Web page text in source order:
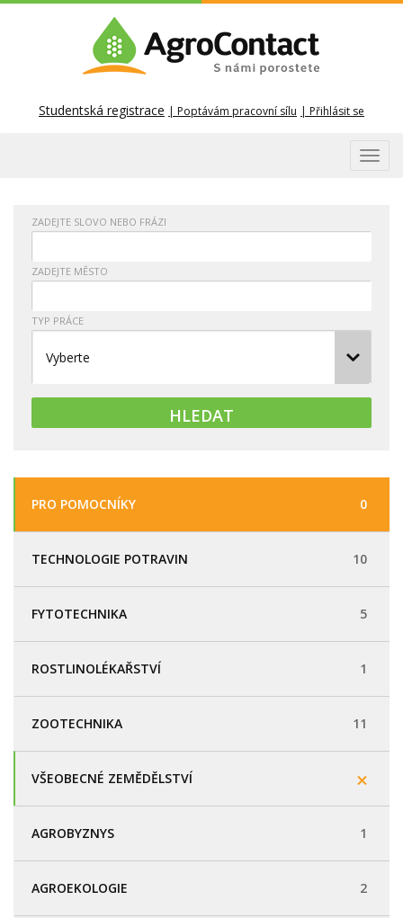
Studentská registrace Poptávám pracovní sílu Přihlásit se
ZADEJTE SLOVO NEBO FRÁZI
ZADEJTE MĚSTO
TYP PRÁCE
0
PRO POMOCNÍKY
10
TECHNOLOGIE POTRAVIN
5
FYTOTECHNIKA
1
ROSTLINOLÉKAŘSTVÍ
11
ZOOTECHNIKA
VŠEOBECNÉ ZEMĚDĚLSTVÍ
1
AGROBYZNYS
2
AGROEKOLOGIE